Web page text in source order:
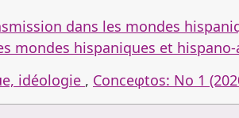
dans les mondes
mondes hispaniques et
idéologie , Conceφtos: No 1